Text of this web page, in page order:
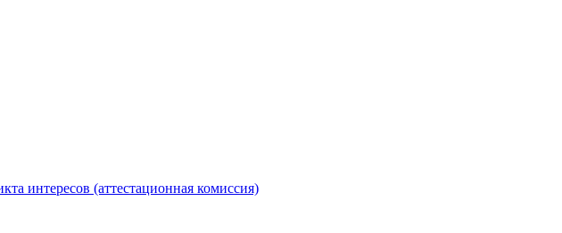
интересов (аттестационная комиссия)